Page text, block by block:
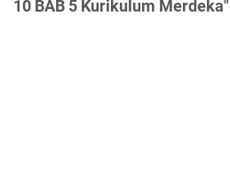
10 BAB 5 Kurikulum Merdeka"